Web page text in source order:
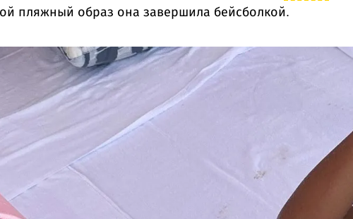
пляжный образ она завершила бейсболкой.